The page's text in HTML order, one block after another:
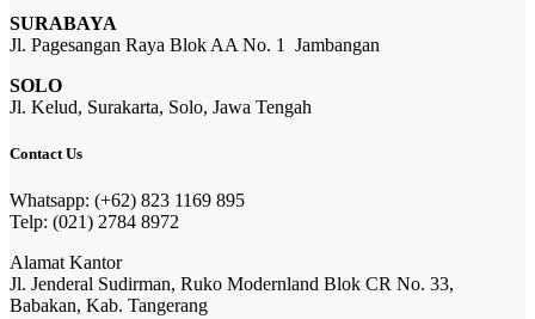
SURABAYA
Jl. Pagesangan Raya Blok AA No. 1 Jambangan
SOLO
Jl. Kelud, Surakarta, Solo, Jawa Tengah
Contact Us
Whatsapp: (+62) 823 1169 895
Telp: (021) 2784 8972
Alamat Kantor
Jl. Jenderal Sudirman, Ruko Modernland Blok CR No. 33,
Babakan, Kab. Tangerang